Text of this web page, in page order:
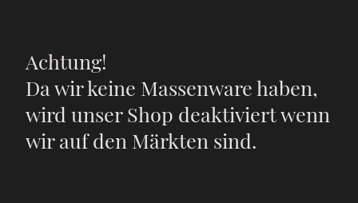
Achtung!
Da wir keine Massenware haben,
wird unser Shop deaktiviert wenn
wir auf den Märkten sind.